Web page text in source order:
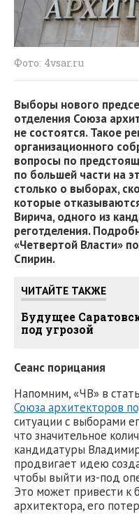
Фото: 4vsar.ru
Выборы нового
отделения Союза
не состоятся. Такое
организационного
вопросы по
по большей части на
столько о выборах,
которые
Вирича, одного из
реготделения.
«Четвертой Власти»
Спирин.
ЧИТАЙТЕ ТАКЖЕ
Будущее
под угрозой
Сеанс порицания
Напомним, «ЧВ» в
Союза архитекторов
ситуации с выборами
что значительное
кандидатуры
продвигает идею
чтобы выйти из-под
Это может привести к
архитектора, его